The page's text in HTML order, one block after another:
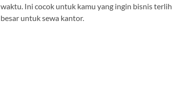
waktu. Ini cocok untuk kamu yang ingin bisnis
besar untuk sewa kantor.